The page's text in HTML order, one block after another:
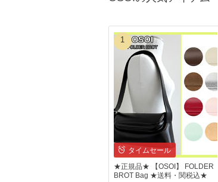
1
タイムセール
★正規品★ 【OSOI】 FOLDER
BROT Bag ★送料・関税込★